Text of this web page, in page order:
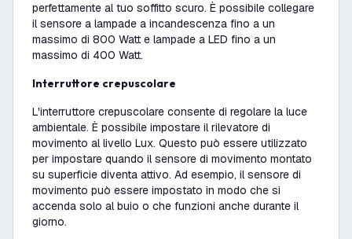
perfettamente al tuo soffitto scuro. È possibile collegare
il sensore a lampade a incandescenza fino a un
massimo di 800 Watt e lampade a LED fino a un
massimo di 400 Watt.
Interruttore crepuscolare
L'interruttore crepuscolare consente di regolare la luce
ambientale. È possibile impostare il rilevatore di
movimento al livello Lux. Questo può essere utilizzato
per impostare quando il sensore di movimento montato
su superficie diventa attivo. Ad esempio, il sensore di
movimento può essere impostato in modo che si
accenda solo al buio o che funzioni anche durante il
giorno.